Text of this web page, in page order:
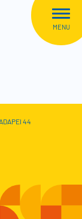
MENU
44